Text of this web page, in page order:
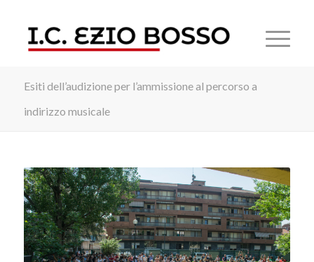
Esiti dell’audizione per l’ammissione al percorso a
indirizzo musicale